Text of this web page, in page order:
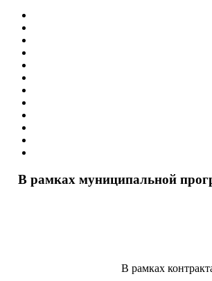
В рамках муниципальной
В рамках